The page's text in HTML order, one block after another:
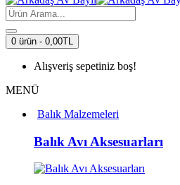
0 ürün - 0,00TL
Alışveriş sepetiniz boş!
MENÜ
Balık Malzemeleri
Balık Avı Aksesuarları